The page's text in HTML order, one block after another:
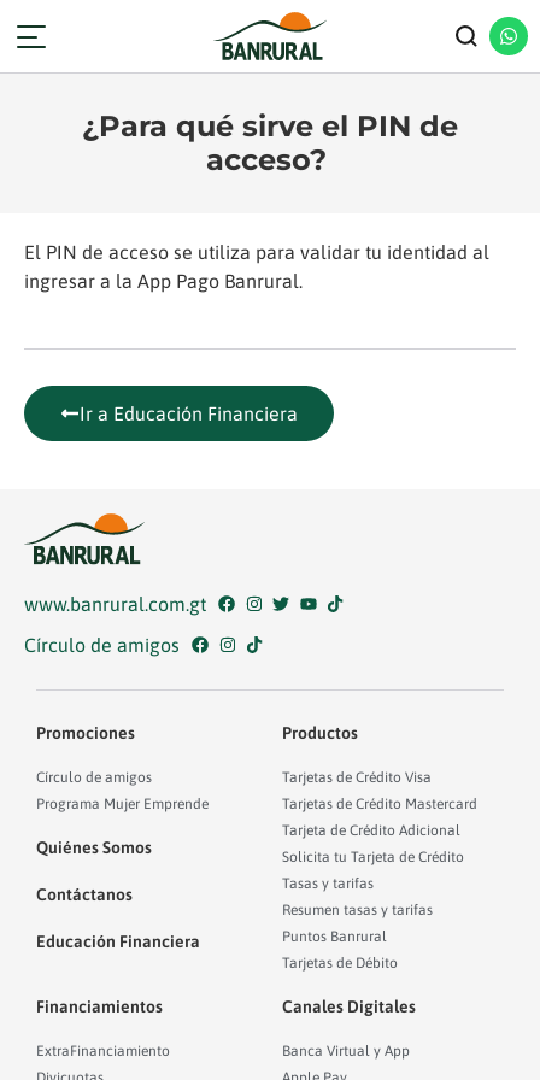
¿Para qué sirve el PIN de
acceso?
El PIN de acceso se utiliza para validar tu identidad al
ingresar a la App Pago Banrural.
Ir a Educación Financiera
www.banrural.com.gt
Círculo de amigos
Promociones
Círculo de amigos
Programa Mujer Emprende
Quiénes Somos
Contáctanos
Educación Financiera
Productos
Tarjetas de Crédito Visa
Tarjetas de Crédito Mastercard
Tarjeta de Crédito Adicional
Solicita tu Tarjeta de Crédito
Tasas y tarifas
Resumen tasas y tarifas
Puntos Banrural
Tarjetas de Débito
Financiamientos
ExtraFinanciamiento
Canales Digitales
Banca Virtual y App